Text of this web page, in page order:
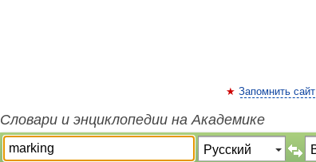
Запомнить сайт
Словари и энциклопедии на Академике